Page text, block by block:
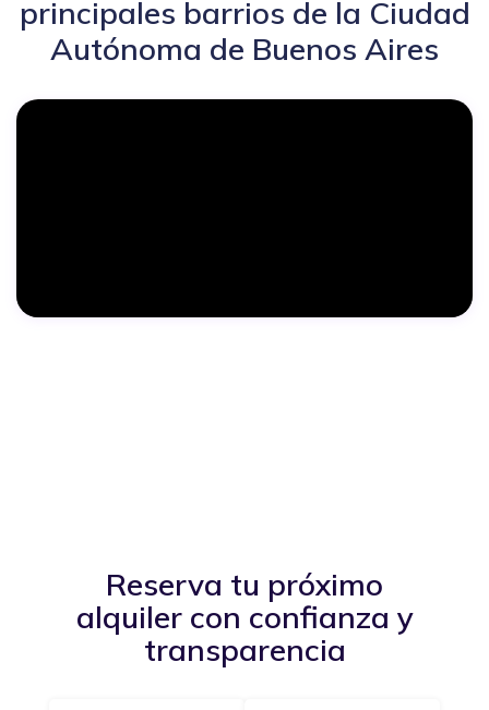
principales barrios de la Ciudad
Autónoma de Buenos Aires
Reserva tu próximo
alquiler con confianza y
transparencia